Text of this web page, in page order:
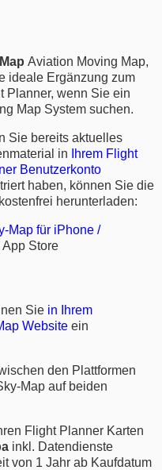
Aviation Moving Map,
ideale Ergänzung zum
Planner, wenn Sie ein
Map System suchen.
Sie bereits aktuelles
in
Ihrem Flight
Benutzerkonto
haben, können Sie die
herunterladen:
Map für iPhone /
Store
Sie in Ihrem
Website ein
den Plattformen
Map auf beiden
Flight Planner Karten
inkl. Datendienste
von 1 Jahr ab Kaufdatum